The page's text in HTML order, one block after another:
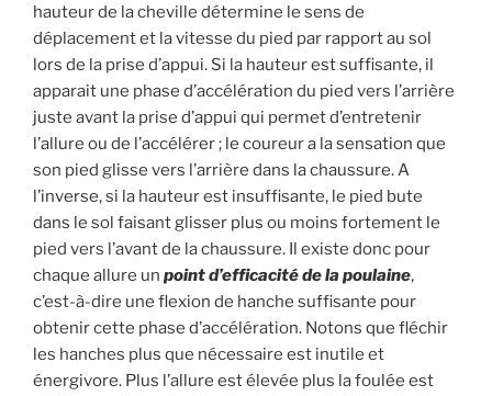
hauteur de la cheville détermine le sens de
déplacement et la vitesse du pied par rapport au sol
lors de la prise d’appui. Si la hauteur est suffisante, il
apparait une phase d’accélération du pied vers l’arrière
juste avant la prise d’appui qui permet d’entretenir
l’allure ou de l’accélérer ; le coureur a la sensation que
son pied glisse vers l’arrière dans la chaussure. A
l’inverse, si la hauteur est insuffisante, le pied bute
dans le sol faisant glisser plus ou moins fortement le
pied vers l’avant de la chaussure. Il existe donc pour
chaque allure un point d’efficacité de la poulaine,
c’est-à-dire une flexion de hanche suffisante pour
obtenir cette phase d’accélération. Notons que fléchir
les hanches plus que nécessaire est inutile et
énergivore. Plus l’allure est élevée plus la foulée est